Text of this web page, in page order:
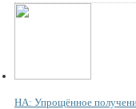
НА: Упрощённое